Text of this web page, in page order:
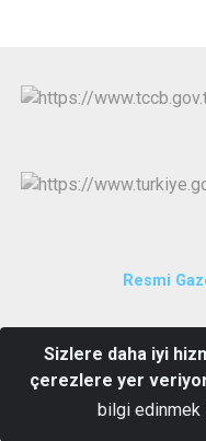
Resmi
Sizlere daha iyi
çerezlere yer
bilgi edinmek